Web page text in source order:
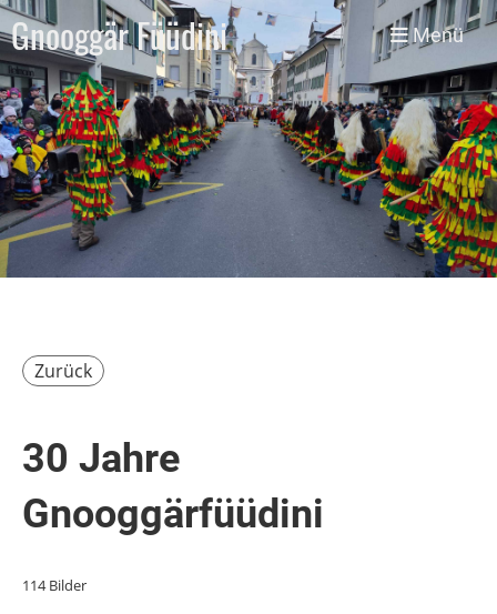
Gnooggär Füüdini Menü
Zurück
30 Jahre
Gnooggärfüüdini
114 Bilder